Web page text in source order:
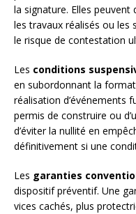
la signature. Elles
les travaux réalisés ou les
le risque de contestation
Les conditions
en subordonnant la
réalisation d’événements
permis de construire ou
d’éviter la nullité en
définitivement si une
Les garanties
dispositif préventif. Une
vices cachés, plus